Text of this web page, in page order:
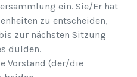
ein. Sie/Er hat
zu entscheiden,
zur nächsten Sitzung
dulden.
Vorstand (der/die